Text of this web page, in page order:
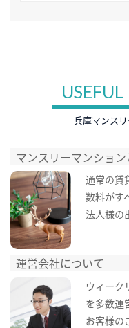
兵庫マンス
マンスリーマンション
通常の賃
数料がす
法人様の
運営会社について
ウィーク
を多数運
お客様の